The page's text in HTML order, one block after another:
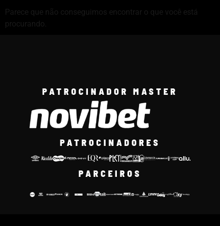
Parece que não conseguimos encontrar o que você está
procurando.
PATROCINADOR MASTER
PATROCINADORES
PARCEIROS